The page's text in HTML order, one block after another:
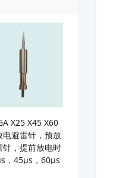
X25 X45 X60
电避雷针，预放
针，提前放电时
，45µs，60µs